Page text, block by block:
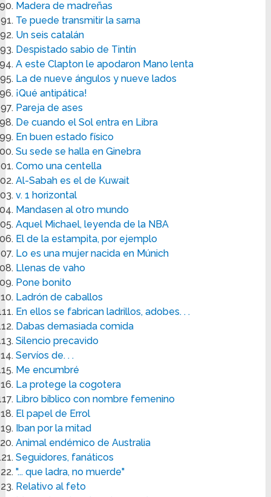
Madera de madreñas
Te puede transmitir la sarna
Un seis catalán
Despistado sabio de Tintín
A este Clapton le apodaron Mano lenta
La de nueve ángulos y nueve lados
¡Qué antipática!
Pareja de ases
De cuando el Sol entra en Libra
En buen estado físico
Su sede se halla en Ginebra
Como una centella
Al-Sabah es el de Kuwait
v. 1 horizontal
Mandasen al otro mundo
Aquel Michael, leyenda de la NBA
El de la estampita, por ejemplo
Lo es una mujer nacida en Múnich
Llenas de vaho
Pone bonito
Ladrón de caballos
En ellos se fabrican ladrillos, adobes. . .
Dabas demasiada comida
Silencio precavido
Servíos de. . .
Me encumbré
La protege la cogotera
Libro bíblico con nombre femenino
El papel de Errol
Iban por la mitad
Animal endémico de Australia
Seguidores, fanáticos
"... que ladra, no muerde"
Relativo al feto